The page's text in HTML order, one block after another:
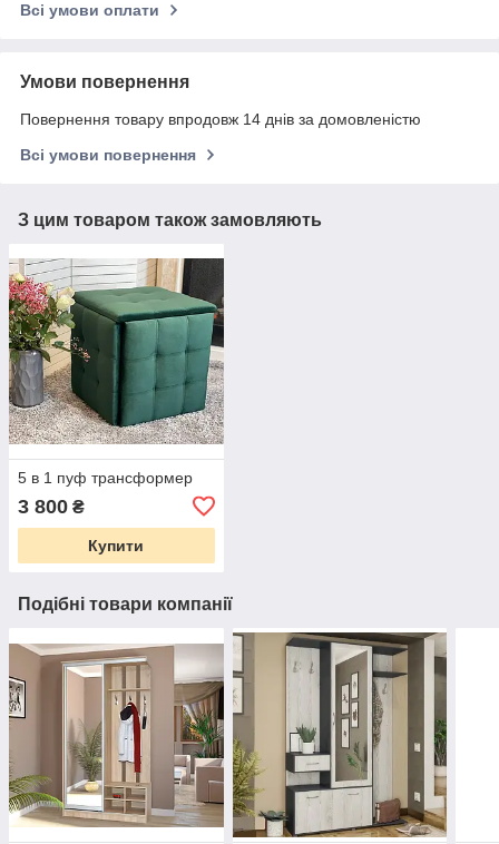
Всі умови оплати
Умови повернення
Повернення товару впродовж 14 днів за домовленістю
Всі умови повернення
З цим товаром також замовляють
5 в 1 пуф трансформер
3 800 ₴
Купити
Подібні товари компанії